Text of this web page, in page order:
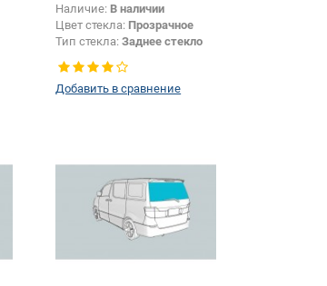
Наличие: В наличии
Цвет стекла: Прозрачное
Тип стекла:Заднее стекло
Добавить в сравнение